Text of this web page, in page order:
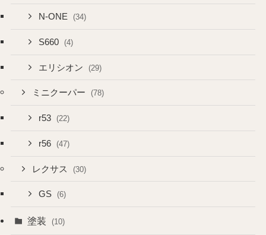
N-ONE (34)
S660 (4)
エリシオン (29)
ミニクーパー (78)
r53 (22)
r56 (47)
レクサス (30)
GS (6)
塗装 (10)